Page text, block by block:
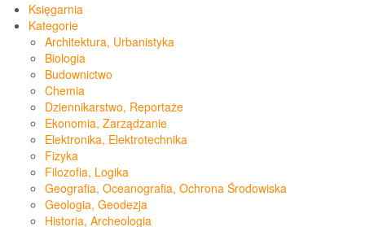
Księgarnia
Kategorie
Architektura, Urbanistyka
Biologia
Budownictwo
Chemia
Dziennikarstwo, Reportaże
Ekonomia, Zarządzanie
Elektronika, Elektrotechnika
Fizyka
Filozofia, Logika
Geografia, Oceanografia, Ochrona Środowiska
Geologia, Geodezja
Historia, Archeologia